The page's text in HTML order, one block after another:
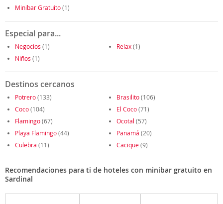
Minibar Gratuito(1)
Especial para...
Negocios (1) Relax(1)
Niños (1)
Destinos cercanos
Potrero(133) Brasilito(106)
Coco(104) El Coco(71)
Flamingo(67) Ocotal (57)
Playa Flamingo(44) Panamá (20)
Culebra (11) Cacique(9)
Recomendaciones para ti de hoteles con minibar gratuito en
Sardinal